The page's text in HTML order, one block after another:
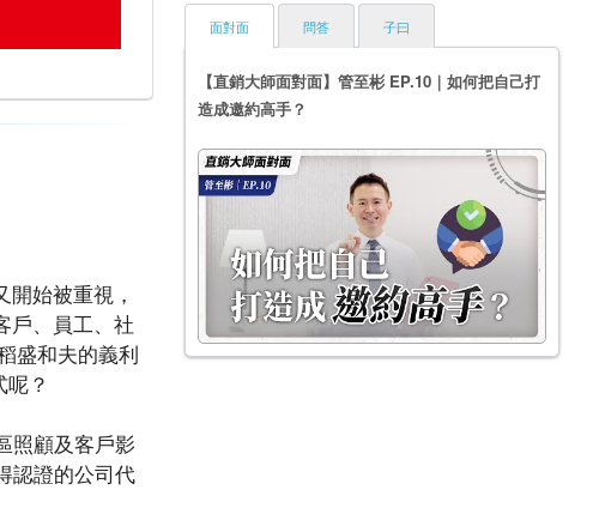
始被重視，
戶、員工、社
盛和夫的義利
？
照顧及客戶影
認證的公司代
面對面
【直銷大師面對面】管至彬 EP.10｜如何把自己打
造成邀約高手？
問答 子曰